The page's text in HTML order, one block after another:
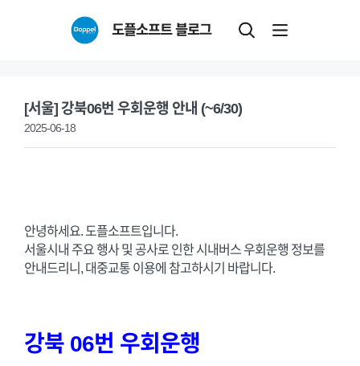
도플소프트 블로그
[서울] 강북06번 우회운행 안내 (~6/30)
2025-06-18
안녕하세요. 도플소프트입니다.
서울시내 주요 행사 및 공사로 인한 시내버스 우회운행 정보를
안내드리니, 대중교통 이용에 참고하시기 바랍니다.
강북 06번 우회운행